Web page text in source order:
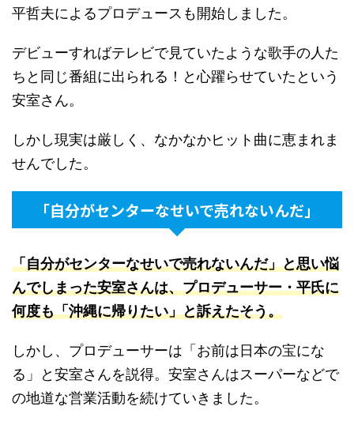
平哲夫によるプロデュースも開始しました。
デビューすればテレビで見ていたような歌手の人た
ちと同じ番組に出られる！と心躍らせていたという
安室さん。
しかし現実は厳しく、なかなかヒット曲に恵まれま
せんでした。
「自分がセンターなせいで売れないんだ」
「自分がセンターなせいで売れないんだ」と思い悩
んでしまった安室さんは、プロデューサー・平氏に
何度も「沖縄に帰りたい」と訴えたそう。
しかし、プロデューサーは「お前は日本の宝にな
る」と安室さんを説得。安室さんはスーパーなどで
の地道な営業活動を続けていきました。